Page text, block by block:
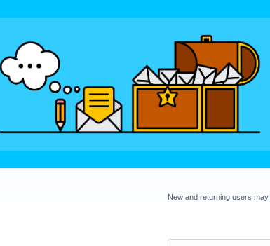
New and returning users may